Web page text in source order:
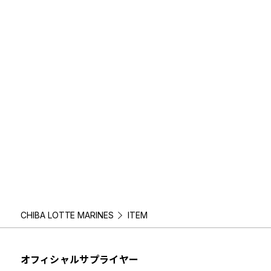
CHIBA LOTTE MARINES ITEM
オフィシャルサプライヤー